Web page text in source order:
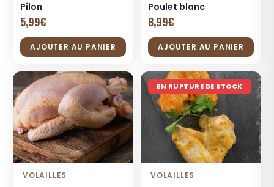
Pilon
5,99€
AJOUTER AU PANIER
Poulet blanc
8,99€
AJOUTER AU PANIER
VOLAILLES
EN RUPTURE DE STOCK
VOLAILLES